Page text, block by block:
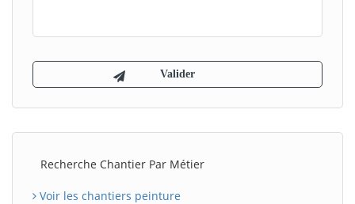
Recherche Chantier Par Métier
Voir les chantiers peinture